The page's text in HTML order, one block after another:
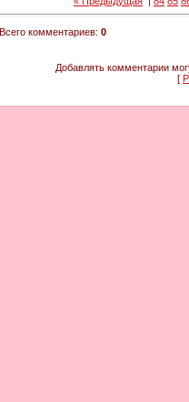
Всего комментариев: 0
Добавлять комментарии
[